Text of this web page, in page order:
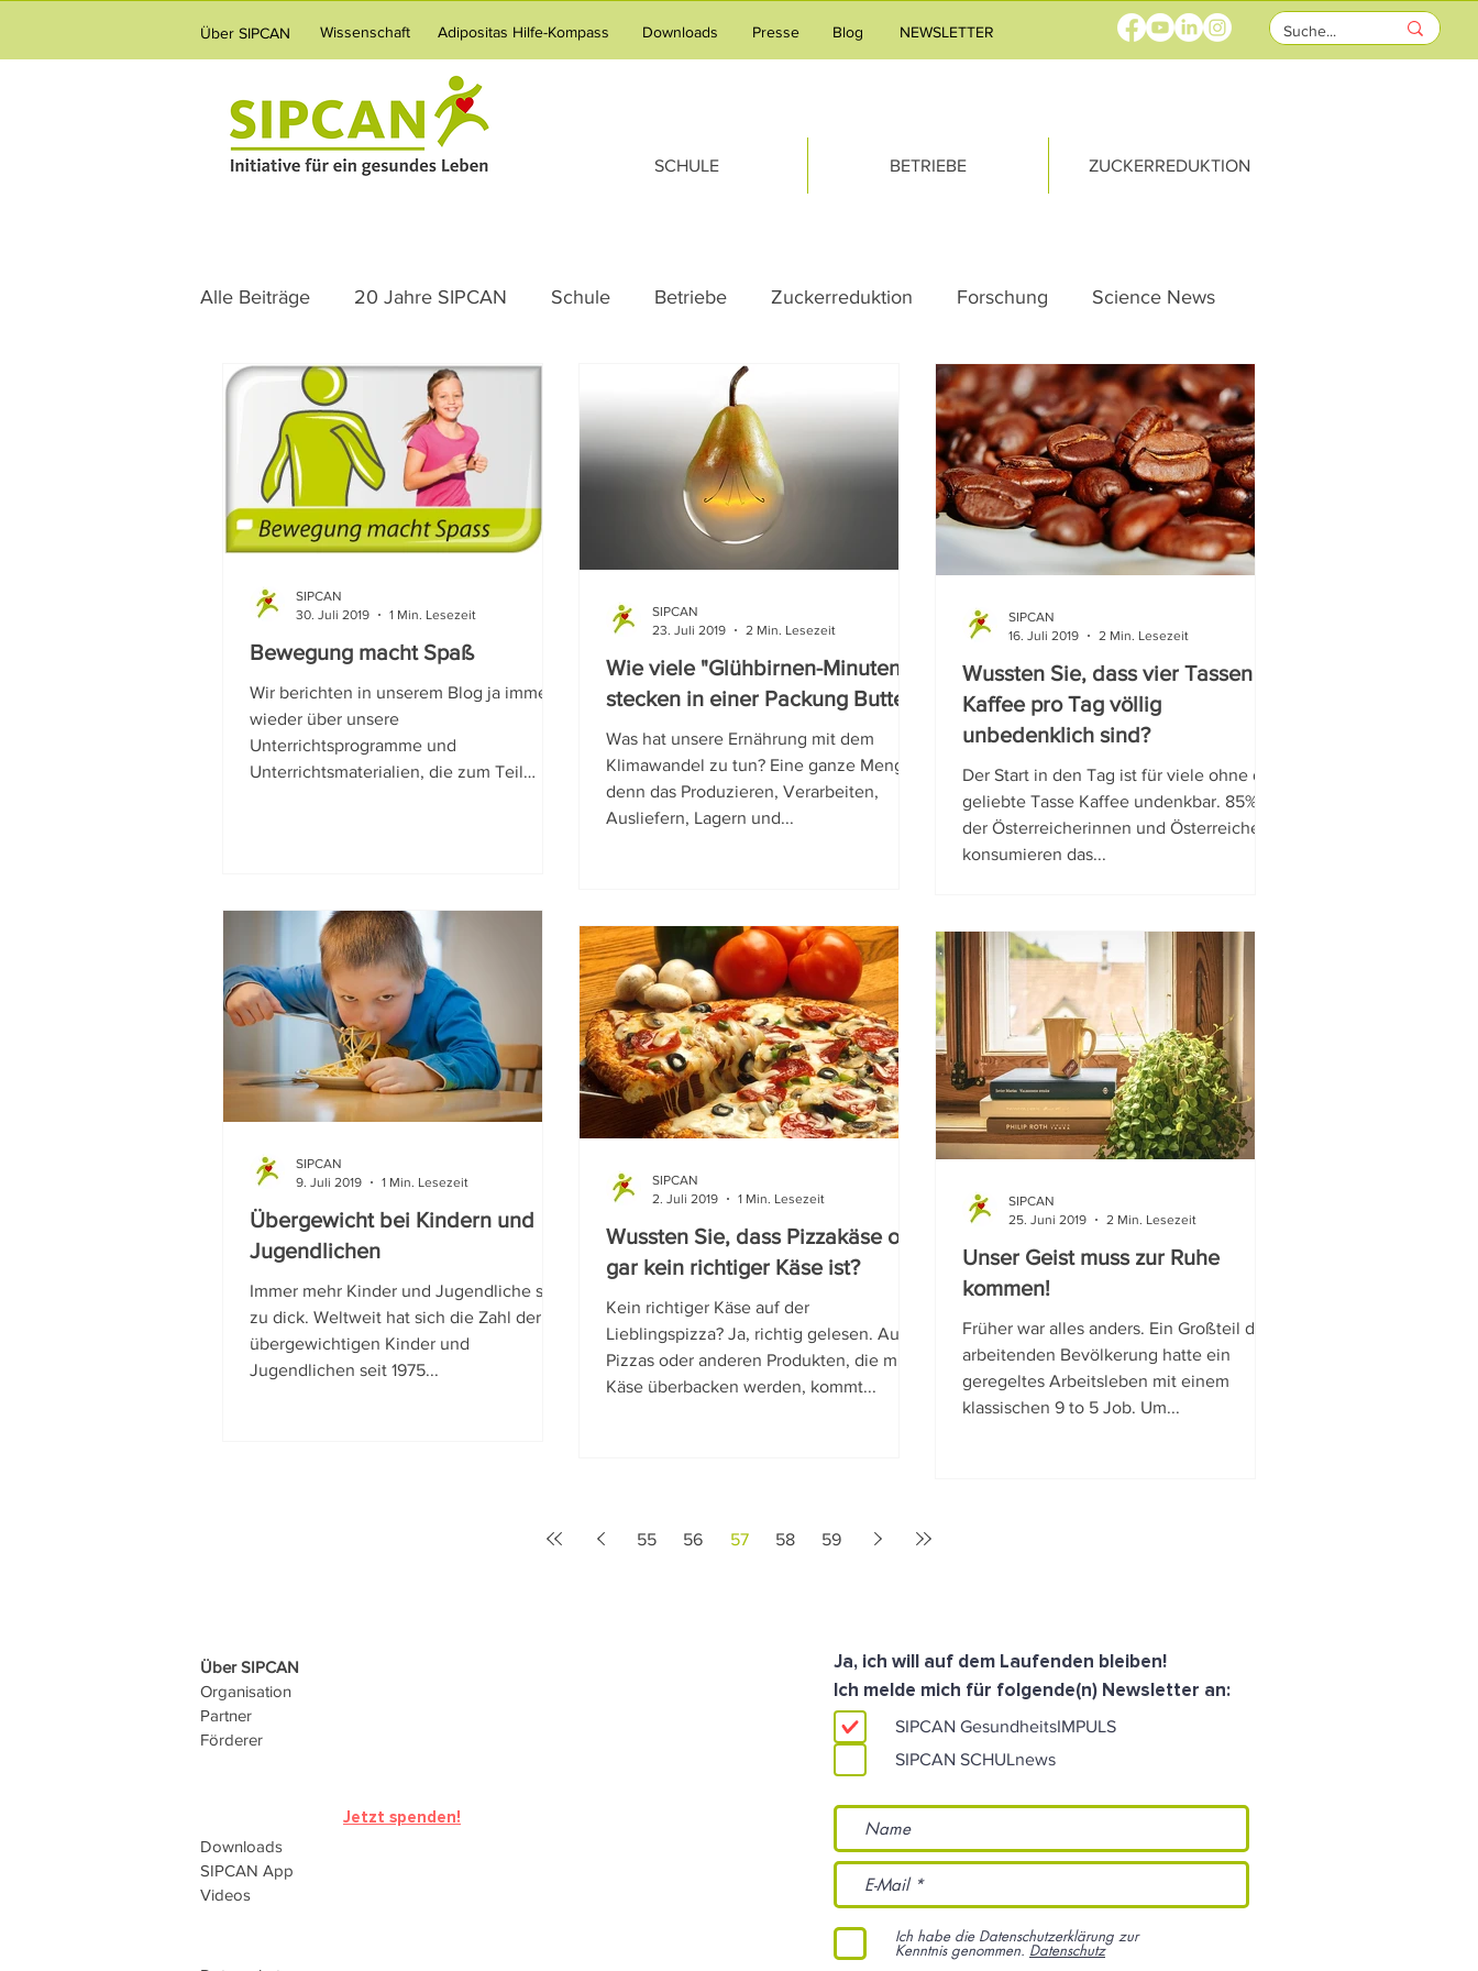
Über SIPCAN Wissenschaft Adipositas Hilfe-Kompass Downloads Presse Blog NEWSLETTER
SCHULE BETRIEBE ZUCKERREDUKTION
Alle Beiträge 20 Jahre SIPCAN Schule Betriebe Zuckerreduktion Forschung Science News
Ernährung Adipositas Praxistipp Unterricht Verpflegung Vernetzung
Gesundheitsvorsorge Familie Tipps & Tricks Team-Gedanken Rezepte Heute Schon?
Wussten Sie schon? Nachhaltigkeit
Bewegung macht Spaß
Wir berichten in unserem Blog ja immer
wieder über unsere
Unterrichtsprogramme und
Unterrichtsmaterialien, die zum Teil
SIPCAN
30. Juli 2019
1 Min. Lesezeit
Wie viele "Glühbirnen-Minuten"
stecken in einer Packung Butter?
Was hat unsere Ernährung mit dem
Klimawandel zu tun? Eine ganze Menge,
denn das Produzieren, Verarbeiten,
Ausliefern, Lagern und...
SIPCAN
23. Juli 2019
2 Min. Lesezeit
Wussten Sie, dass vier Tassen
Kaffee pro Tag völlig
unbedenklich sind?
Der Start in den Tag ist für viele ohne die
geliebte Tasse Kaffee undenkbar. 85%
der Österreicherinnen und Österreicher
konsumieren das...
SIPCAN
16. Juli 2019
2 Min. Lesezeit
Übergewicht bei Kindern und
Jugendlichen
Immer mehr Kinder und Jugendliche sind
zu dick. Weltweit hat sich die Zahl der
übergewichtigen Kinder und
Jugendlichen seit 1975...
SIPCAN
9. Juli 2019
1 Min. Lesezeit
Wussten Sie, dass Pizzakäse oft
gar kein richtiger Käse ist?
Kein richtiger Käse auf der
Lieblingspizza? Ja, richtig gelesen. Auf
Pizzas oder anderen Produkten, die mit
Käse überbacken werden, kommt...
SIPCAN
2. Juli 2019
1 Min. Lesezeit
Unser Geist muss zur Ruhe
kommen!
Früher war alles anders. Ein Großteil der
arbeitenden Bevölkerung hatte ein
geregeltes Arbeitsleben mit einem
klassischen 9 to 5 Job. Um...
SIPCAN
25. Juni 2019
2 Min. Lesezeit
55 56 57 58 59
Über SIPCAN
Organisation
Partner
Förderer
Jetzt spenden!
Downloads
SIPCAN App
Videos
Ja, ich will auf dem Laufenden bleiben!
Ich melde mich für folgende(n) Newsletter an:
SIPCAN GesundheitsIMPULS
SIPCAN SCHULnews
Ich habe die Datenschutzerklärung zur
Kenntnis genommen. Datenschutz